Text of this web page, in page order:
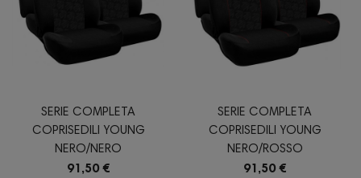
SERIE COMPLETA
COPRISEDILI YOUNG
NERO/NERO
91,50 €
SERIE COMPLETA
COPRISEDILI YOUNG
NERO/ROSSO
91,50 €